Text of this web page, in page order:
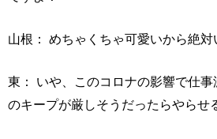
山根： めちゃくちゃ可愛いから絶対
東： いや、このコロナの影響で仕
のキープが厳しそうだったらやらせ